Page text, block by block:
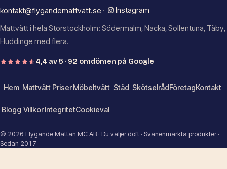
kontakt@flygandemattvatt.se · Instagram
Mattvätt i hela Storstockholm: Södermalm, Nacka, Sollentuna, Täby,
Huddinge med flera.
4,4 av 5 · 92 omdömen på Google
Hem Mattvätt Priser Möbeltvätt Städ SkötselrådFöretagKontakt
Blogg VillkorIntegritetCookieval
© 2026 Flygande Mattan MC AB · Du väljer doft · Svanenmärkta produkter ·
Sedan 2017